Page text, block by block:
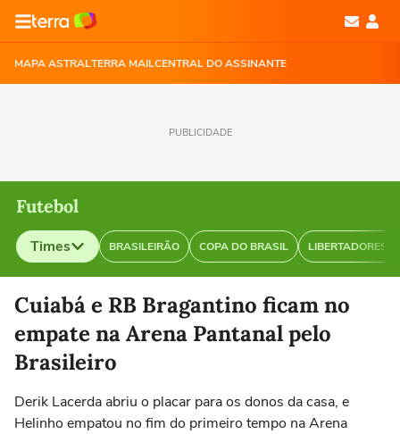
MAPA ASTRALTERRA MAILCENTRAL DO ASSINANTE
PUBLICIDADE
Futebol
Times BRASILEIRÃO COPA DO BRASIL LIBERTADORES
Selecione o time para ver as notícias
Cuiabá e RB Bragantino ficam no
empate na Arena Pantanal pelo
Brasileiro
Derik Lacerda abriu o placar para os donos da casa, e
Helinho empatou no fim do primeiro tempo na Arena